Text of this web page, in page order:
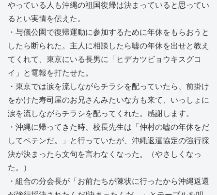
やっている人も沖縄の祖国復帰は決まっていると思ってい
るとい実情を伝えた。
・与儀公園で復帰運動に参加するために年休をもらおうと
したら断られた。主人に相談したら嘘の年休を出せと教え
てくれて、東京にいる長男に「ヒデカツビョウキスグコ
イ」と電報を打たせた。
・東京では涙を流しながらチラシを配っていたら、前掛け
をかけた寿司屋のお兄さんみたいな方も来て、いっしょに
涙を流しながらチラシを配ってくれた。感謝します。
・沖縄に帰ってきた時、校長先生は「仲村の嘘の年休をだ
してペテンだ。」と行っていたが、沖縄返還協定の強行採
決が決まったら文句を言わなくなった。（やさしくなっ
た。）
・組合の分会長が「お前たちが陳状に行ったから沖縄返還